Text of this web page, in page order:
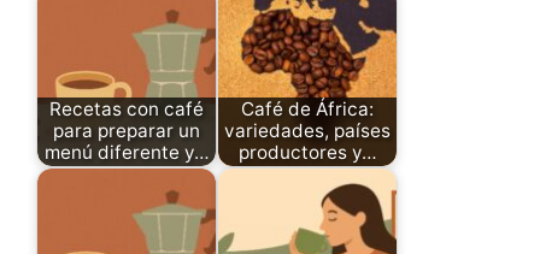
Recetas con café
para preparar un
menú diferente y…
Café de África:
variedades, países
productores y…